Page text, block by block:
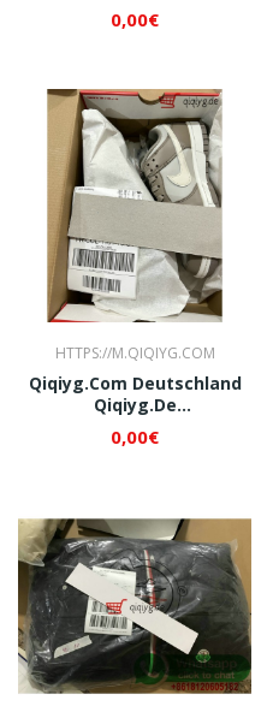
QI078
0,00€
HTTPS://M.QIQIYG.COM
Qiqiyg.com Deutschland
Qiqiyg.de
QI380
0,00€